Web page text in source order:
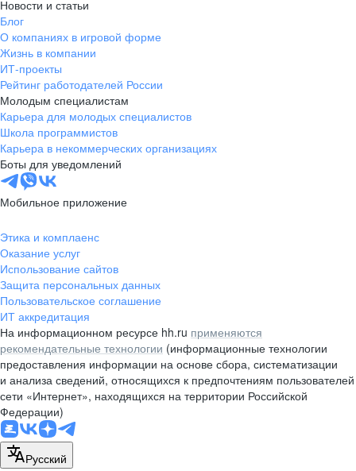
Новосибирск
ул. Большевистская, д. 35,
помещение 21
+7 383 207-94-64
pr@nsk.hh.ru
Минск
пр-т Дзержинского, д. 57,
10 этаж, помещение 45-1
pr@rabota.by
Алматы
пр. Абая, д. 151, БЦ Алатау,
12 этаж, офис 1209
+7 727 232-13-13
pr@headhunter.com.kz
Новости и статьи
Блог
О компаниях в игровой форме
Жизнь в компании
ИТ-проекты
Рейтинг работодателей России
Молодым специалистам
Карьера для молодых специалистов
Школа программистов
Карьера в некоммерческих организациях
Боты для уведомлений
Мобильное приложение
Этика и комплаенс
Оказание услуг
Использование сайтов
Защита персональных данных
Пользовательское соглашение
ИТ аккредитация
На информационном ресурсе hh.ru применяются
рекомендательные технологии (информационные технологии
предоставления информации на основе сбора, систематизации
и анализа сведений, относящихся к предпочтениям пользователей
сети «Интернет», находящихся на территории Российской
Федерации)
Русский